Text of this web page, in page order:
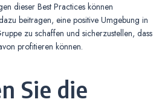
dieser Best Practices können
beitragen, eine positive Umgebung in
zu schaffen und sicherzustellen, dass
profitieren können.
Sie die